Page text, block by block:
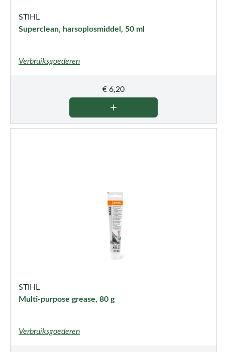
STIHL
Superclean, harsoplosmiddel, 50 ml
Verbruiksgoederen
€ 6,20
STIHL
Multi-purpose grease, 80 g
Verbruiksgoederen